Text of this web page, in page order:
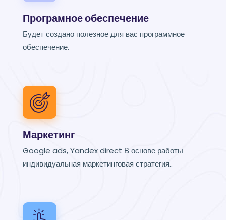
Програмное обеспечение
Будет создано полезное для вас программное
обеспечение.
Маркетинг
Google ads, Yandex direct В основе работы
индивидуальная маркетинговая стратегия..